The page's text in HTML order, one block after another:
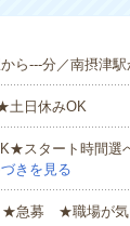
ら---分／南摂津
土日休みOK
スタート時間選
きを見る
急募 ★職場が気